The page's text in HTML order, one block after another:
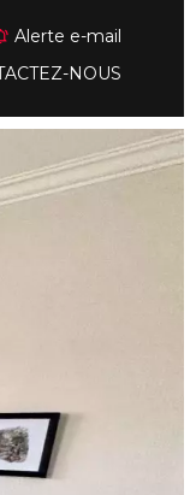
Alerte e-mail
NOUS